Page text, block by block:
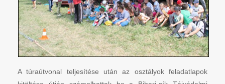
A túraútvonal teljesítése után az osztályok feladatlapok